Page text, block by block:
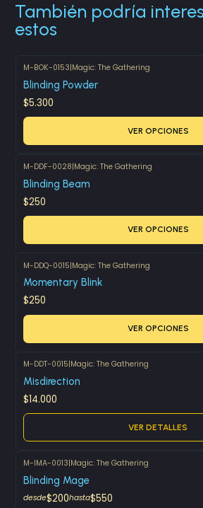
También podría
estos
M-BOK-0153|Magic: The Gathering
Blinding Powder
$5.300
VER OPCIONES
M-DDF-0028|Magic: The Gathering
Blinding Beam
$250
VER OPCIONES
M-DDQ-0015|Magic: The Gathering
Momentary Blink
$250
VER OPCIONES
Agotado
M-DDT-0015|Magic: The Gathering
Misdirection
$14.000
VER DETALLES
M-IMA-0013|Magic: The Gathering
Blinding Mage
desde$200hasta$550